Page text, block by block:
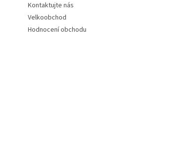
Kontaktujte nás
Velkoobchod
Hodnocení obchodu